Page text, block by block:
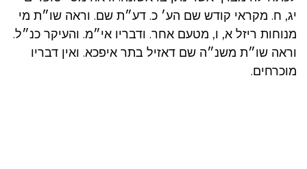
יג, ח. מקראי קודש שם הע׳ כ. דע״ת שם. וראה שו״ת מי
מנוחות ריזל א, ו, מטעם אחר. ודבריו אי״מ. והעיקר כנ״ל.
וראה שו״ת משנ״ה שם דאזיל בתר איפכא. ואין דבריו
מוכרחים.